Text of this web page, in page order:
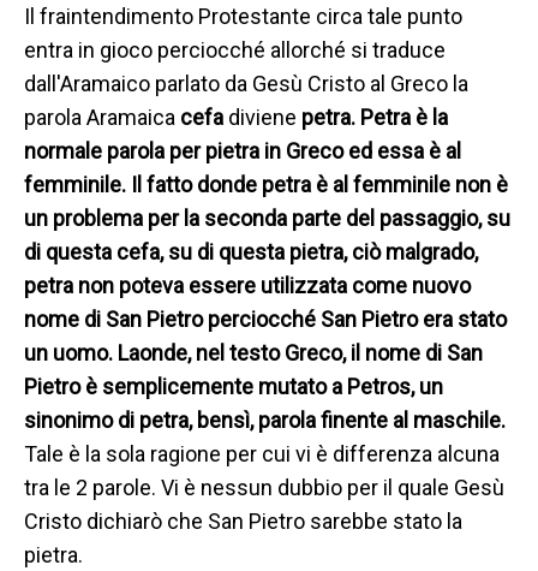
Il fraintendimento Protestante circa tale punto
entra in gioco perciocché allorché si traduce
dall'Aramaico parlato da Gesù Cristo al Greco la
parola Aramaica cefa diviene petra. Petra è la
normale parola per pietra in Greco ed essa è al
femminile. Il fatto donde petra è al femminile non è
un problema per la seconda parte del passaggio, su
di questa cefa, su di questa pietra, ciò malgrado,
petra non poteva essere utilizzata come nuovo
nome di San Pietro perciocché San Pietro era stato
un uomo. Laonde, nel testo Greco, il nome di San
Pietro è semplicemente mutato a Petros, un
sinonimo di petra, bensì, parola finente al maschile.
Tale è la sola ragione per cui vi è differenza alcuna
tra le 2 parole. Vi è nessun dubbio per il quale Gesù
Cristo dichiarò che San Pietro sarebbe stato la
pietra.